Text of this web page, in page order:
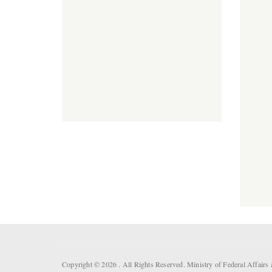
Copyright © 2026 . All Rights Reserved. Ministry of Federal Affairs